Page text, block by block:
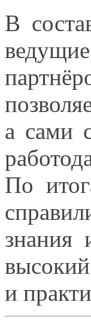
В
а сами
По
знания
и